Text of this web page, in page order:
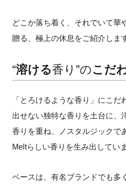
どこか落ち着く、それでいて華
贈る、極上の休息をご紹介しま
“溶ける香り”のこだ
「とろけるような香り」にこ
出せない独特な香りを土台に、
香りを重ね、ノスタルジックで
Meltらしい香りを生み出していま
ベースは、有名ブランドでも多